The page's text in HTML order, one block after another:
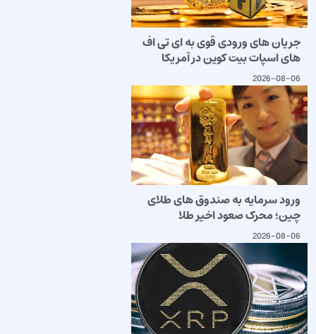
جریان های ورودی قوی به ای تی اف
های اسپات بیت کوین در آمریکا
2026-08-06
ورود سرمایه به صندوق های طلای
چین؛ محرک صعود اخیر طلا
2026-08-06